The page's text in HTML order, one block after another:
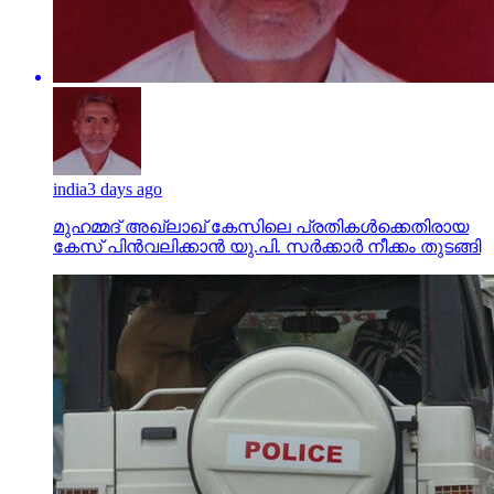
india3 days ago
മുഹമ്മദ് അഖ്‌ലാഖ് കേസിലെ പ്രതികള്‍ക്കെതിരായ
കേസ് പിന്‍വലിക്കാന്‍ യു.പി. സര്‍ക്കാര്‍ നീക്കം തുടങ്ങി